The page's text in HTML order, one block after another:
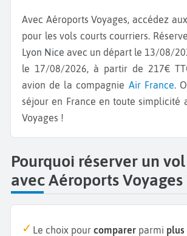
Avec Aéroports Voyages, accédez aux meilleurs prix
pour les vols courts courriers.
Lyon Nice avec un départ le 13/08/
le 17/08/2026, à partir de 217€
avion de la compagnie Air France.
séjour en France en toute simplicité
Voyages !
Pourquoi réserver un
avec Aéroports Voyages
Le choix pour comparer parmi plus